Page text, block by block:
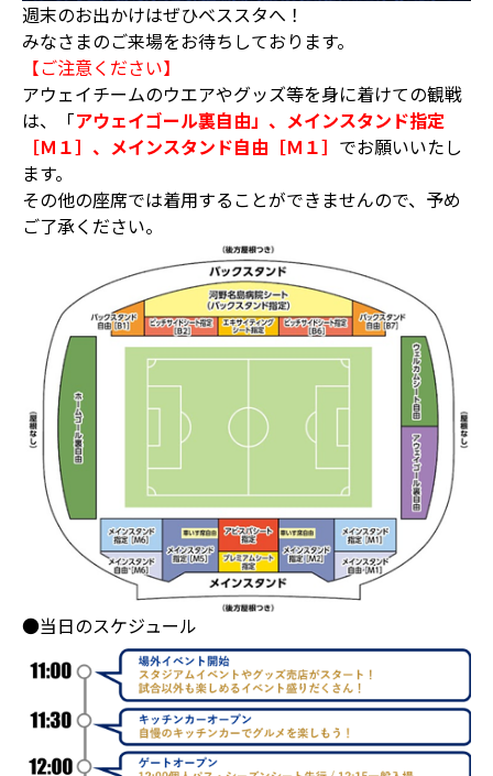
週末のお出かけはぜひベススタへ！
みなさまのご来場をお待ちしております。
【ご注意ください】
アウェイチームのウエアやグッズ等を身に着けての観戦
は、「アウェイゴール裏自由」、メインスタンド指定
［Ｍ１］、メインスタンド自由［Ｍ１］ でお願いいたし
ます。
その他の座席では着用することができませんので、予め
ご了承ください。
●当日のスケジュール